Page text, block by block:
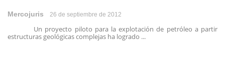
Mercojuris 26 de septiembre de 2012
Un proyecto piloto para la explotación de petróleo a partir
estructuras geológicas complejas ha logrado ...